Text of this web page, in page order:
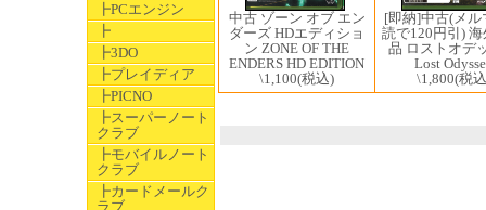
┣PCエンジン
┣
┣3DO
┣プレイディア
┣PICNO
┣スーパーノート
クラブ
┣モバイルノート
クラブ
┣カードメールク
ラブ
中古 ゾーン オブ エン
ダーズ HDエディショ
ン ZONE OF THE
ENDERS HD EDITION
\1,100(税込)
[即納]中古(メル
読で120円引)
品 ロストオデ
Lost
\1,800(税